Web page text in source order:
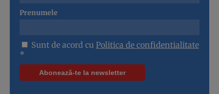
Prenumele
Sunt de acord cu Politica de confidentialitate
*